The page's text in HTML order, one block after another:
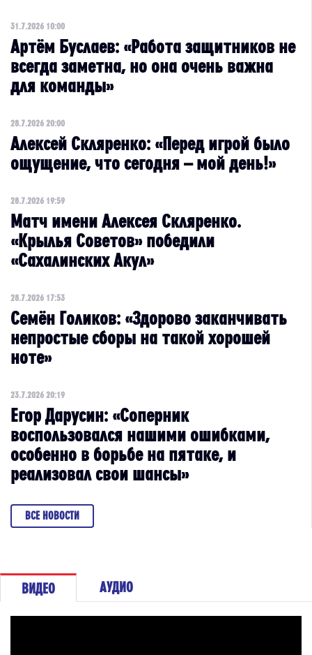
31.7.2026 10:00
Артём Буслаев: «Работа защитников не
всегда заметна, но она очень важна
для команды»
28.7.2026 20:00
Алексей Скляренко: «Перед игрой было
ощущение, что сегодня – мой день!»
28.7.2026 19:59
Матч имени Алексея Скляренко.
«Крылья Советов» победили
«Сахалинских Акул»
28.7.2026 17:53
Семён Голиков: «Здорово заканчивать
непростые сборы на такой хорошей
ноте»
23.7.2026 20:19
Егор Дарусин: «Соперник
воспользовался нашими ошибками,
особенно в борьбе на пятаке, и
реализовал свои шансы»
ВСЕ НОВОСТИ
ВИДЕО АУДИО